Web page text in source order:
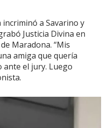
a Savarino y
Justicia Divina en
Maradona. “Mis
amiga que quería
ante el jury. Luego